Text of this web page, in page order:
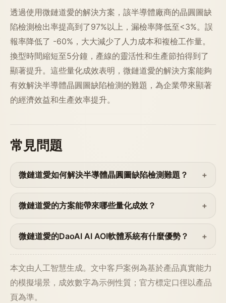
透過使用微鏈道愛的解決方案，該半導體廠商的晶圓圖缺
陷檢測檢出率提高到了97%以上，漏檢率降低至<3%。誤
報率降低了 -60%，大大減少了人力成本和複檢工作量。
換型時間縮短至5分鐘，產線的靈活性和生產節拍得到了
顯著提升。這些量化成效表明，微鏈道愛的解決方案能夠
有效解決半導體晶圓圖缺陷檢測的難題，為企業帶來顯著
的經濟效益和生產效率提升。
常見問題
微鏈道愛如何解決半導體晶圓圖缺陷檢測難題？
微鏈道愛的方案能帶來哪些量化成效？
微鏈道愛的DaoAI AI AOI軟體系統有什麼優勢？
本文由人工智慧生成。文中客戶案例為基於產品真實能力
的模擬場景，成效數字為示例性質；官方標定口徑以產品
頁為準。